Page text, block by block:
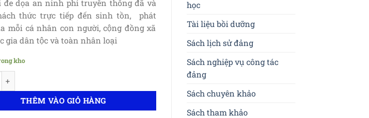
học
Tài liệu bồi dưỡng
Sách lịch sử đảng
Sách nghiệp vụ công tác
đảng
Sách chuyên khảo
Sách tham khảo
đe dọa an ninh phi truyền thống đã và
thức trực tiếp đến sinh tồn, phát
mỗi cá nhân con người, cộng đồng xã
gia dân tộc và toàn nhân loại
kho
phi truyền thống - Những vấn đề lý thuyết và thực tiễn số lượng
THÊM VÀO GIỎ HÀNG